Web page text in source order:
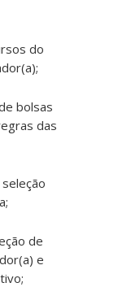
do
bolsas
das
de
e